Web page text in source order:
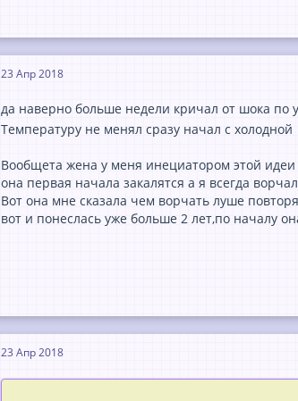
23 Апр 2018
да наверно больше недели кричал от шока по
Температуру не менял сразу начал с холодной
Вообщета жена у меня инециатором этой
она первая начала закалятся а я всегда
Вот она мне сказала чем ворчать луше
вот и понеслась уже больше 2 лет,по началу
23 Апр 2018